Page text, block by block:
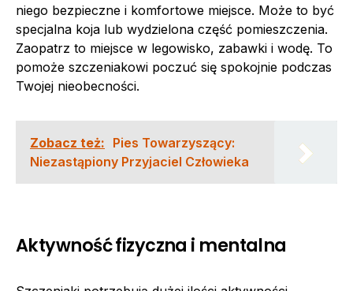
niego bezpieczne i komfortowe miejsce. Może to być
specjalna koja lub wydzielona część pomieszczenia.
Zaopatrz to miejsce w legowisko, zabawki i wodę. To
pomoże szczeniakowi poczuć się spokojnie podczas
Twojej nieobecności.
Zobacz też: Pies Towarzyszący:
Niezastąpiony Przyjaciel Człowieka
Aktywność fizyczna i mentalna